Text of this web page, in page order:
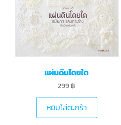
แผ่นดินโดยใด
299 ฿
หยิบใส่ตะกร้า